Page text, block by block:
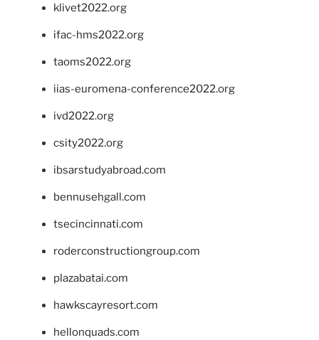
klivet2022.org
ifac-hms2022.org
taoms2022.org
iias-euromena-conference2022.org
ivd2022.org
csity2022.org
ibsarstudyabroad.com
bennusehgall.com
tsecincinnati.com
roderconstructiongroup.com
plazabatai.com
hawkscayresort.com
hellonquads.com